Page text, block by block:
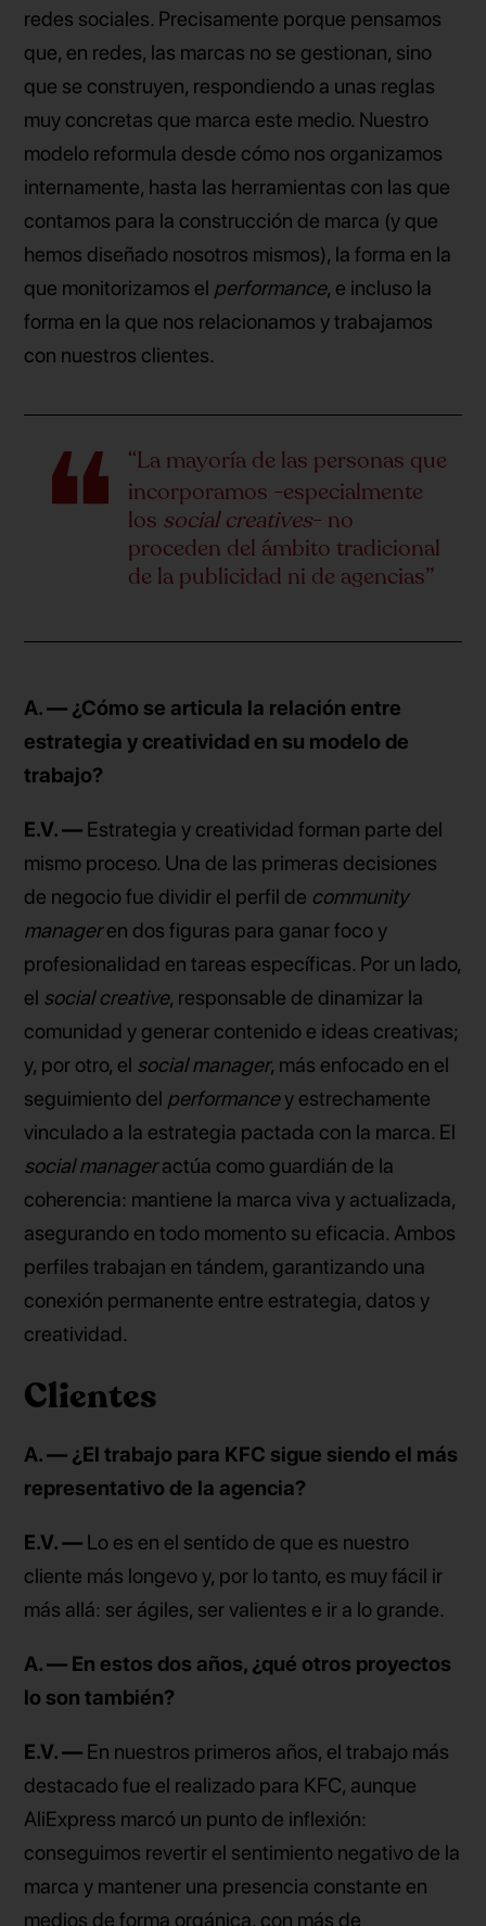
redes sociales. Precisamente porque pensamos
que, en redes, las marcas no se gestionan, sino
que se construyen, respondiendo a unas reglas
muy concretas que marca este medio. Nuestro
modelo reformula desde cómo nos organizamos
internamente, hasta las herramientas con las que
contamos para la construcción de marca (y que
hemos diseñado nosotros mismos), la forma en la
que monitorizamos el performance, e incluso la
forma en la que nos relacionamos y trabajamos
con nuestros clientes.
“La mayoría de las personas que
incorporamos -especialmente
los social creatives- no
proceden del ámbito tradicional
de la publicidad ni de agencias”
A. — ¿Cómo se articula la relación entre
estrategia y creatividad en su modelo de
trabajo?
E.V. — Estrategia y creatividad forman parte del
mismo proceso. Una de las primeras decisiones
de negocio fue dividir el perfil de community
manageren dos figuras para ganar foco y
profesionalidad en tareas específicas. Por un lado,
el social creative, responsable de dinamizar la
comunidad y generar contenido e ideas creativas;
y, por otro, el social manager, más enfocado en el
seguimiento del performancey estrechamente
vinculado a la estrategia pactada con la marca. El
social manageractúa como guardián de la
coherencia: mantiene la marca viva y actualizada,
asegurando en todo momento su eficacia. Ambos
perfiles trabajan en tándem, garantizando una
conexión permanente entre estrategia, datos y
creatividad.
Clientes
A. — ¿El trabajo para KFC sigue siendo el más
representativo de la agencia?
E.V. — Lo es en el sentido de que es nuestro
cliente más longevo y, por lo tanto, es muy fácil ir
más allá: ser ágiles, ser valientes e ir a lo grande.
A. — En estos dos años, ¿qué otros proyectos
lo son también?
E.V. — En nuestros primeros años, el trabajo más
destacado fue el realizado para KFC, aunque
AliExpress marcó un punto de inflexión:
conseguimos revertir el sentimiento negativo de la
marca y mantener una presencia constante en
medios de forma orgánica, con más de